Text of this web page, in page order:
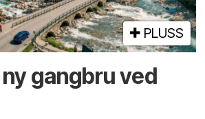
PLUSS
gangbru ved